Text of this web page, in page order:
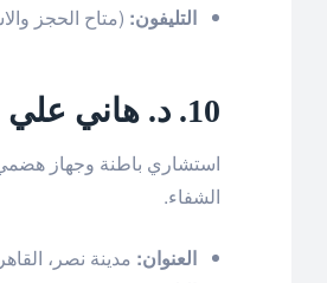
التليفون: (متاح الحجز
10. د. هاني علي عبد الرحمن
استشاري باطنة وجهاز
الشفاء.
العنوان: مدينة نصر،